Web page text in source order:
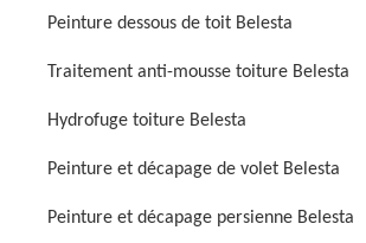
Peinture dessous de toit Belesta
Traitement anti-mousse toiture Belesta
Hydrofuge toiture Belesta
Peinture et décapage de volet Belesta
Peinture et décapage persienne Belesta